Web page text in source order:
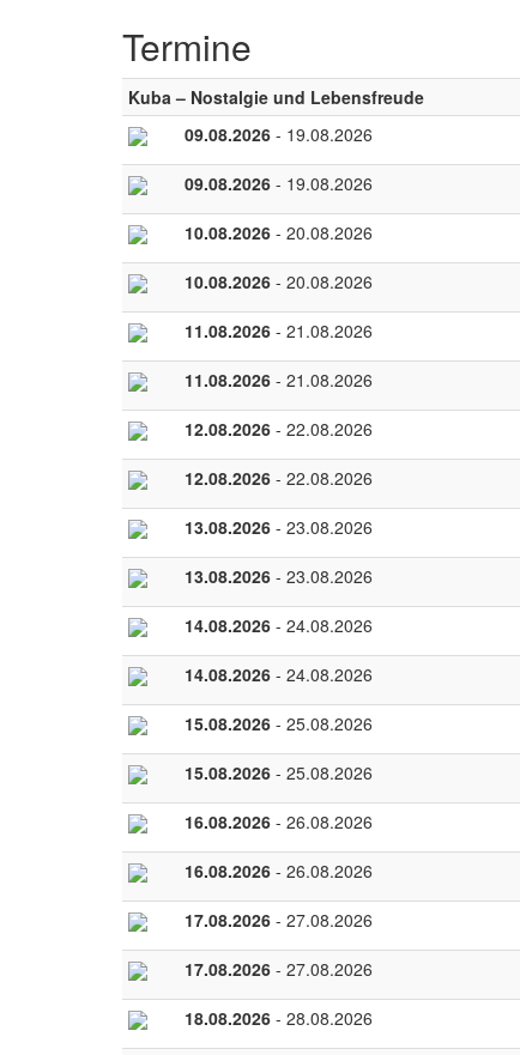
Termine
Kuba – Nostalgie und Lebensfreude
09.08.2026 - 19.08.2026
09.08.2026 - 19.08.2026
10.08.2026 - 20.08.2026
10.08.2026 - 20.08.2026
11.08.2026 - 21.08.2026
11.08.2026 - 21.08.2026
12.08.2026 - 22.08.2026
12.08.2026 - 22.08.2026
13.08.2026 - 23.08.2026
13.08.2026 - 23.08.2026
14.08.2026 - 24.08.2026
14.08.2026 - 24.08.2026
15.08.2026 - 25.08.2026
15.08.2026 - 25.08.2026
16.08.2026 - 26.08.2026
16.08.2026 - 26.08.2026
17.08.2026 - 27.08.2026
17.08.2026 - 27.08.2026
18.08.2026 - 28.08.2026